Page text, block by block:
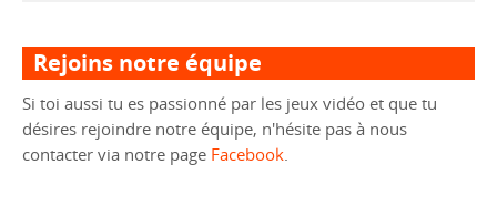
Rejoins notre équipe
Si toi aussi tu es passionné par les jeux vidéo et que tu
désires rejoindre notre équipe, n'hésite pas à nous
contacter via notre page Facebook.